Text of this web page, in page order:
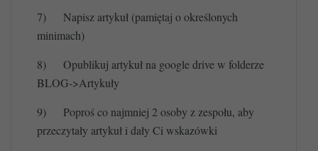
7)
Napisz artykuł (pamiętaj o określonych
minimach)
8)
Opublikuj artykuł na google drive w folderze
BLOG->Artykuły
9)
Poproś co najmniej 2 osoby z zespołu, aby
przeczytały artykuł i dały Ci wskazówki